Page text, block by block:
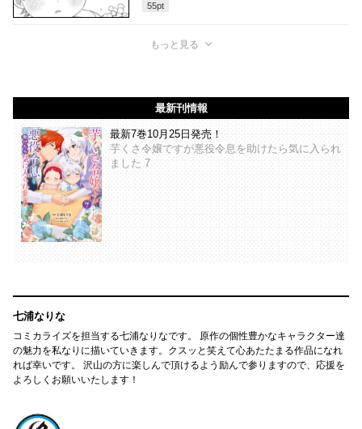
55pt
もっと見る
最新刊情報
最新7巻10月25日発売！
芋くさ令嬢ですが悪役令息を助けたら気に入られ
ました 7
七浦なりな
コミカライズを担当する七浦なりなです。 原作の個性豊かなキャラクター達
の魅力を私なりに描いていきます。クスッと笑えて心あたたまる作品になれ
れば幸いです。 沢山の方に楽しんで頂けるよう励んで参りますので、応援を
よろしくお願いいたします！